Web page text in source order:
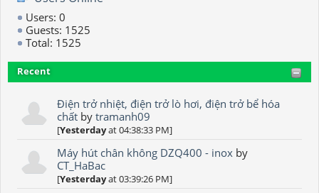
Users: 0
Guests: 1525
Total: 1525
Recent
Điện trở nhiệt, điện trở lò hơi, điện trở bể hóa
chất bytramanh09
[Yesterdayat 04:38:33 PM]
Máy hút chân không DZQ400 - inox by
CT_HaBac
[Yesterdayat 03:39:26 PM]